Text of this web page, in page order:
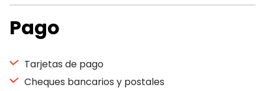
Pago
Tarjetas de pago
Cheques bancarios y postales